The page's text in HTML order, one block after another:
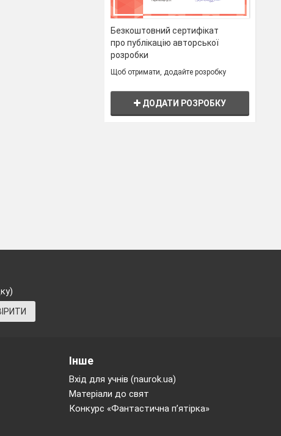
Безкоштовний сертифікат
про публікацію авторської
розробки
Щоб отримати, додайте розробку
ДОДАТИ РОЗРОБКУ
Інше
Вхід для учнів (naurok.ua)
Матеріали до свят
Конкурс «Фантастична п’ятірка»